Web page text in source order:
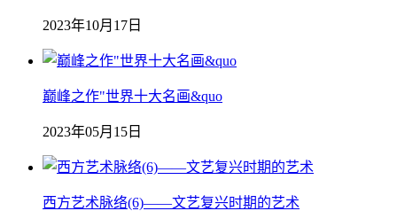
2023年10月17日
巅峰之作"世界十大名画&quo
2023年05月15日
西方艺术脉络(6)——文艺复兴时期的艺术